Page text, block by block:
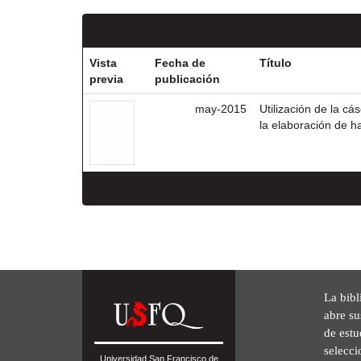
Vista
previa
Fecha de
publicación
Título
may-2015
Utilización de la
la elaboración de
Universidad San Francisco de
La
abre
de